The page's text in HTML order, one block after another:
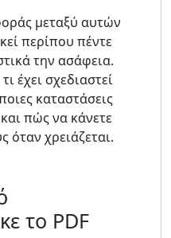
μεταξύ αυτών
περίπου πέντε
την ασάφεια.
έχει σχεδιαστεί
καταστάσεις
πώς να κάνετε
όταν χρειάζεται.
το PDF